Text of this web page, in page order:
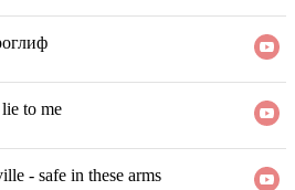
lie to me
- safe in these arms